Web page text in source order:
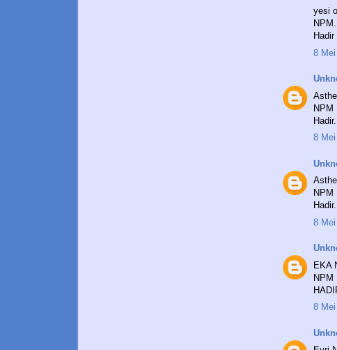
yesi
8
NPM
8
NPM
8
EKA
NPM
8